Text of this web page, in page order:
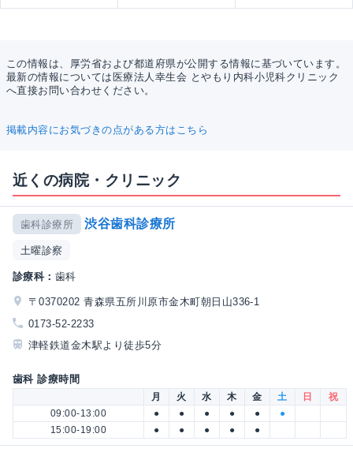
この情報は、厚労省および都道府県が公開する情報に基づいています。
最新の情報については医療法人幸生会 とやもり内科小児科クリニック
へ直接お問い合わせください。
掲載内容にお気づきの点がある方はこちら
近くの病院・クリニック
歯科診療所 渋谷歯科診療所
土曜診察
診療科： 歯科
〒0370202 青森県五所川原市金木町朝日山336-1
0173-52-2233
津軽鉄道金木駅より徒歩5分
歯科 診療時間
月 火 水 木 金 土 日
祝
09:00-13:00
● ● ● ● ●
●
15:00-19:00
● ● ● ● ●